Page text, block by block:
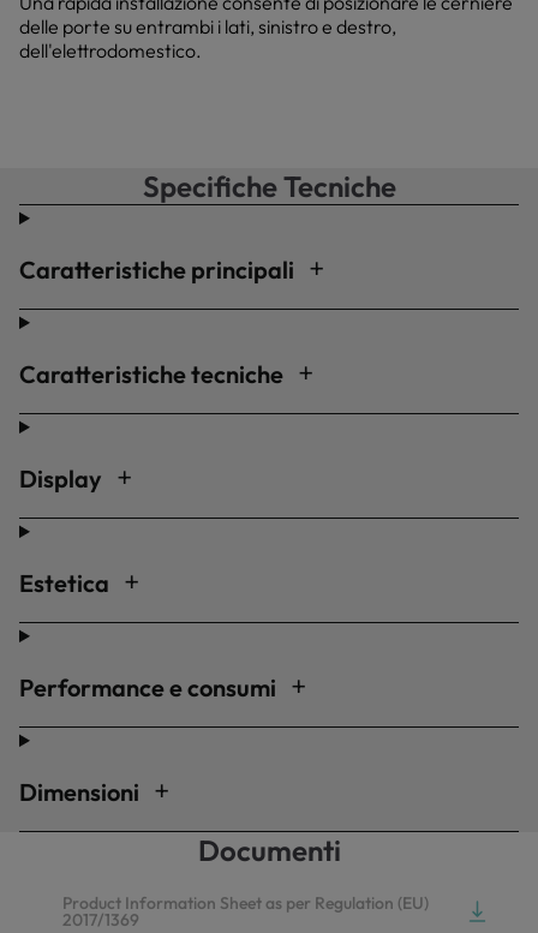
delle porte su entrambi i lati, sinistro e destro,
dell'elettrodomestico.
Specifiche Tecniche
Caratteristiche principali
Caratteristiche tecniche
Display
Estetica
Performance e consumi
Dimensioni
Documenti
Product Information Sheet as per Regulation (EU)
2017/1369